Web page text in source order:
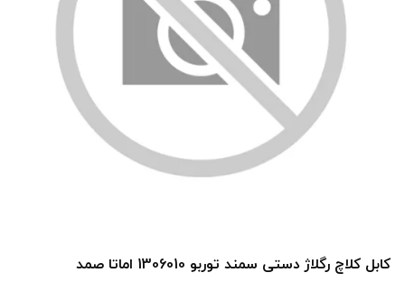
کابل کلاچ رگلاژ دستی سمند توربو 1306010 اماتا صمد